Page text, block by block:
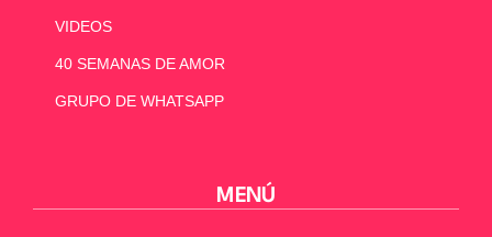
VIDEOS
40 SEMANAS DE AMOR
GRUPO DE WHATSAPP
MENÚ